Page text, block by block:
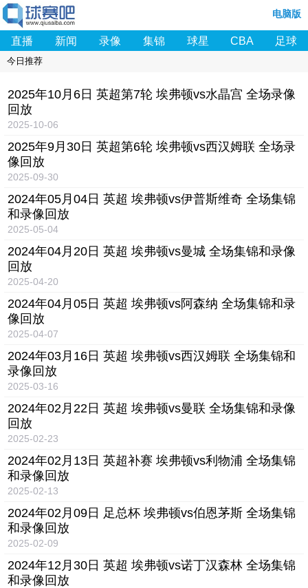
电脑版
直播 新闻 录像 集锦 球星 CBA 足球
今日推荐
2025年10月6日 英超第7轮 埃弗顿vs水晶宫 全场录像
回放
2025-10-06
2025年9月30日 英超第6轮 埃弗顿vs西汉姆联 全场录
像回放
2025-09-30
2024年05月04日 英超 埃弗顿vs伊普斯维奇 全场集锦
和录像回放
2025-05-04
2024年04月20日 英超 埃弗顿vs曼城 全场集锦和录像
回放
2025-04-20
2024年04月05日 英超 埃弗顿vs阿森纳 全场集锦和录
像回放
2025-04-07
2024年03月16日 英超 埃弗顿vs西汉姆联 全场集锦和
录像回放
2025-03-16
2024年02月22日 英超 埃弗顿vs曼联 全场集锦和录像
回放
2025-02-23
2024年02月13日 英超补赛 埃弗顿vs利物浦 全场集锦
和录像回放
2025-02-13
2024年02月09日 足总杯 埃弗顿vs伯恩茅斯 全场集锦
和录像回放
2025-02-09
2024年12月30日 英超 埃弗顿vs诺丁汉森林 全场集锦
和录像回放